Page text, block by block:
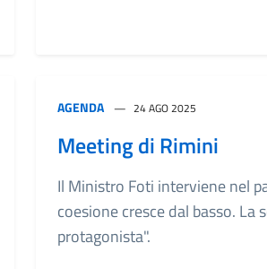
AGENDA 24 AGO 2025
Meeting di Rimini
Il Ministro Foti interviene nel
coesione cresce dal basso. La
protagonista".